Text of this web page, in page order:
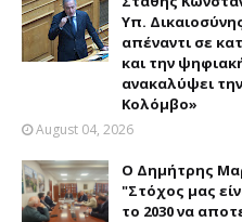
Υπ.
απέναντι σε
και την
ανακαλύψει
Κολόμβο»
August 04, 2026
Ο Δημήτρης
"Στόχος μας
το 2030 να